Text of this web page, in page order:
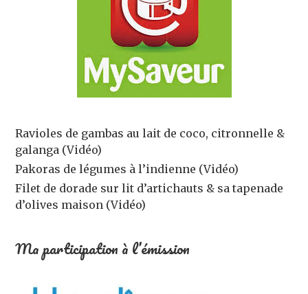
Ravioles de gambas au lait de coco, citronnelle &
galanga (Vidéo)
Pakoras de légumes à l’indienne (Vidéo)
Filet de dorade sur lit d’artichauts & sa tapenade
d’olives maison (Vidéo)
Ma participation à l’émission